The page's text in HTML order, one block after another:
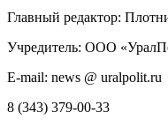
Главный редактор:
Учредитель: ООО
E-mail: news @ uralpolit.ru
8 (343) 379-00-33